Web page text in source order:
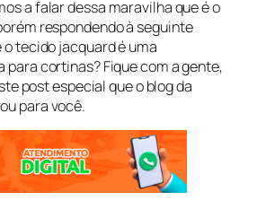
a falar dessa maravilha que é o
respondendo à seguinte
tecido jacquard é uma
para cortinas? Fique com a gente,
post especial que o blog da
para você.